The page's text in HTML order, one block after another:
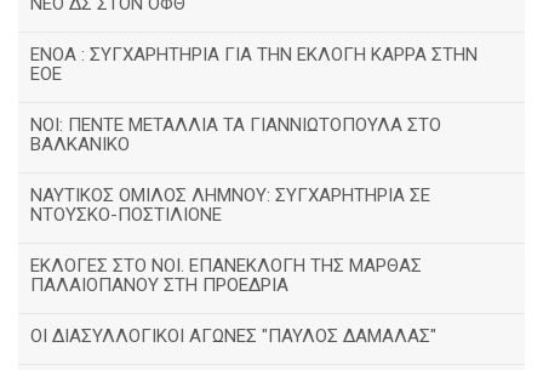
ΕΝΟΑ : ΣΥΓΧΑΡΗΤΗΡΙΑ ΓΙΑ ΤΗΝ ΕΚΛΟΓΗ ΚΑΡΡΑ ΣΤΗΝ
ΕΟΕ
ΝΟΙ: ΠΕΝΤΕ ΜΕΤΑΛΛΙΑ ΤΑ ΓΙΑΝΝΙΩΤΟΠΟΥΛΑ ΣΤΟ
ΒΑΛΚΑΝΙΚΟ
ΝΑΥΤΙΚΟΣ ΟΜΙΛΟΣ ΛΗΜΝΟΥ: ΣΥΓΧΑΡΗΤΗΡΙΑ ΣΕ
ΝΤΟΥΣΚΟ-ΠΟΣΤΙΛΙΟΝΕ
ΕΚΛΟΓΕΣ ΣΤΟ ΝΟΙ. ΕΠΑΝΕΚΛΟΓΗ ΤΗΣ ΜΑΡΘΑΣ
ΠΑΛΑΙΟΠΑΝΟΥ ΣΤΗ ΠΡΟΕΔΡΙΑ
ΟΙ ΔΙΑΣΥΛΛΟΓΙΚΟΙ ΑΓΩΝΕΣ "ΠΑΥΛΟΣ ΔΑΜΑΛΑΣ"